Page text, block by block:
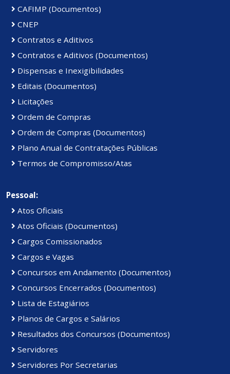
CAFIMP (Documentos)
CNEP
Contratos e Aditivos
Contratos e Aditivos (Documentos)
Dispensas e Inexigibilidades
Editais (Documentos)
Licitações
Ordem de Compras
Ordem de Compras (Documentos)
Plano Anual de Contratações Públicas
Termos de Compromisso/Atas
Pessoal:
Atos Oficiais
Atos Oficiais (Documentos)
Cargos Comissionados
Cargos e Vagas
Concursos em Andamento (Documentos)
Concursos Encerrados (Documentos)
Lista de Estagiários
Planos de Cargos e Salários
Resultados dos Concursos (Documentos)
Servidores
Servidores Por Secretarias